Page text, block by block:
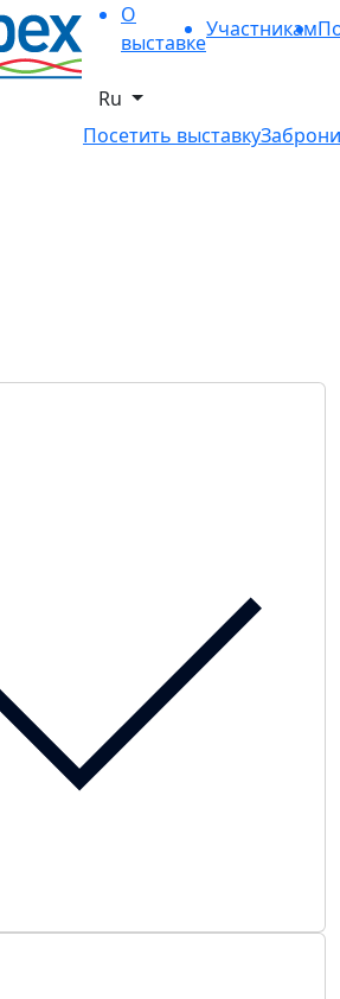
О
выставке
Участникам
Ru
Посетить выставку